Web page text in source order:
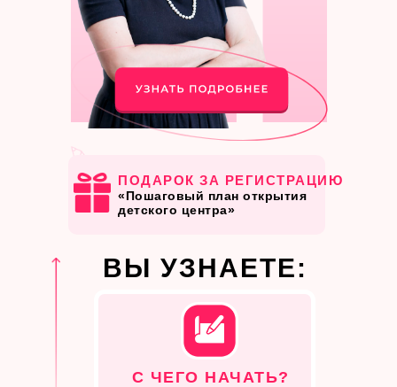
ВЫ УЗНАЕТЕ:
ПОДАРОК ​​ЗА РЕГИСТРАЦИЮ
«Пошаговый план открытия
детского центра»
С ЧЕГО НАЧАТЬ?